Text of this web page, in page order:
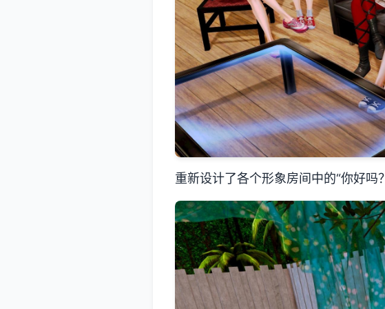
重新设计了各个形象房间中的“你好吗